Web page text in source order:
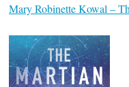
Mary Robinette Kowal –